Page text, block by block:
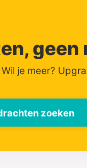
geen
je meer?
zoeken